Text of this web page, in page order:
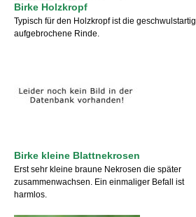
Birke Holzkropf
Typisch für den Holzkropf ist die geschwulstartig
aufgebrochene Rinde.
Birke kleine Blattnekrosen
Erst sehr kleine braune Nekrosen die später
zusammenwachsen. Ein einmaliger Befall ist
harmlos.